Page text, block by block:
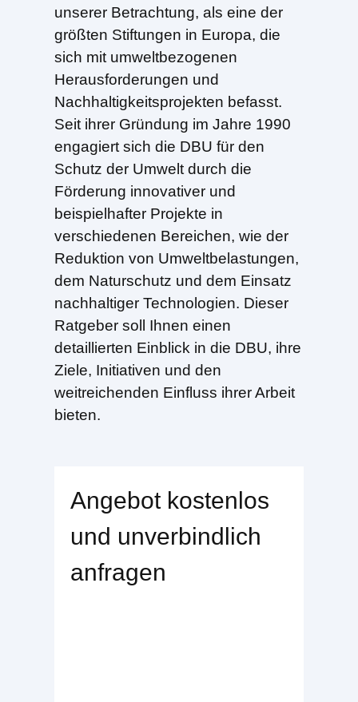
unserer Betrachtung, als eine der
größten Stiftungen in Europa, die
sich mit umweltbezogenen
Herausforderungen und
Nachhaltigkeitsprojekten befasst.
Seit ihrer Gründung im Jahre 1990
engagiert sich die DBU für den
Schutz der Umwelt durch die
Förderung innovativer und
beispielhafter Projekte in
verschiedenen Bereichen, wie der
Reduktion von Umweltbelastungen,
dem Naturschutz und dem Einsatz
nachhaltiger Technologien. Dieser
Ratgeber soll Ihnen einen
detaillierten Einblick in die DBU, ihre
Ziele, Initiativen und den
weitreichenden Einfluss ihrer Arbeit
bieten.
Angebot kostenlos
und unverbindlich
anfragen